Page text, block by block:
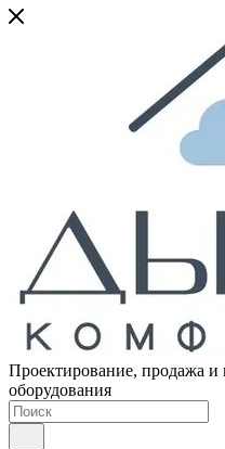
Проектирование, продажа
оборудования